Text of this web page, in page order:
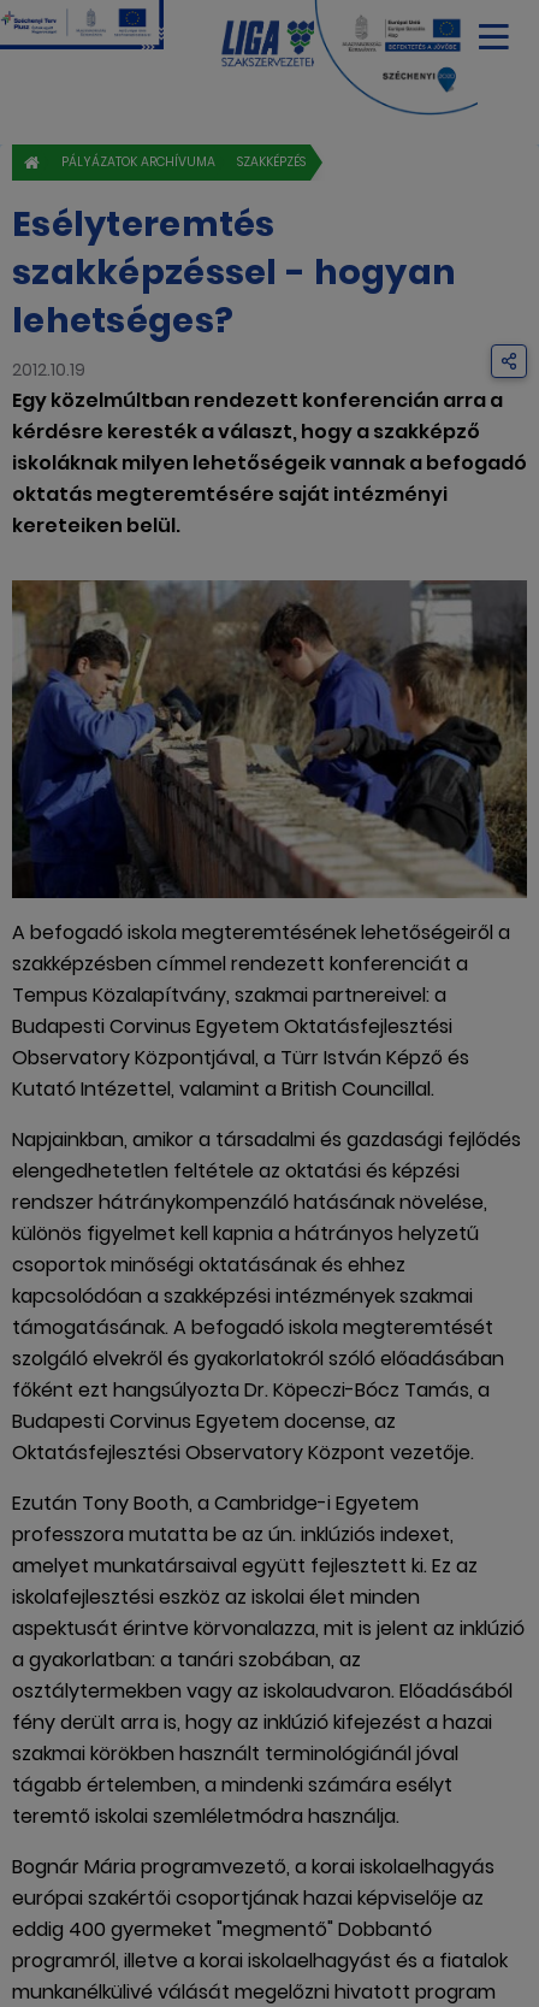
PÁLYÁZATOK ARCHÍVUMA SZAKKÉPZÉS
Esélyteremtés
szakképzéssel - hogyan
lehetséges?
2012.10.19
Egy közelmúltban rendezett konferencián arra a
kérdésre keresték a választ, hogy a szakképző
iskoláknak milyen lehetőségeik vannak a befogadó
oktatás megteremtésére saját intézményi
kereteiken belül.
A befogadó iskola megteremtésének lehetőségeiről a
szakképzésben címmel rendezett konferenciát a
Tempus Közalapítvány, szakmai partnereivel: a
Budapesti Corvinus Egyetem Oktatásfejlesztési
Observatory Központjával, a Türr István Képző és
Kutató Intézettel, valamint a British Councillal.
Napjainkban, amikor a társadalmi és gazdasági fejlődés
elengedhetetlen feltétele az oktatási és képzési
rendszer hátránykompenzáló hatásának növelése,
különös figyelmet kell kapnia a hátrányos helyzetű
csoportok minőségi oktatásának és ehhez
kapcsolódóan a szakképzési intézmények szakmai
támogatásának. A befogadó iskola megteremtését
szolgáló elvekről és gyakorlatokról szóló előadásában
főként ezt hangsúlyozta Dr. Köpeczi-Bócz Tamás, a
Budapesti Corvinus Egyetem docense, az
Oktatásfejlesztési Observatory Központ vezetője.
Ezután Tony Booth, a Cambridge-i Egyetem
professzora mutatta be az ún. inklúziós indexet,
amelyet munkatársaival együtt fejlesztett ki. Ez az
iskolafejlesztési eszköz az iskolai élet minden
aspektusát érintve körvonalazza, mit is jelent az inklúzió
a gyakorlatban: a tanári szobában, az
osztálytermekben vagy az iskolaudvaron. Előadásából
fény derült arra is, hogy az inklúzió kifejezést a hazai
szakmai körökben használt terminológiánál jóval
tágabb értelemben, a mindenki számára esélyt
teremtő iskolai szemléletmódra használja.
Bognár Mária programvezető, a korai iskolaelhagyás
európai szakértői csoportjának hazai képviselője az
eddig 400 gyermeket "megmentő" Dobbantó
programról, illetve a korai iskolaelhagyást és a fiatalok
munkanélkülivé válását megelőzni hivatott program